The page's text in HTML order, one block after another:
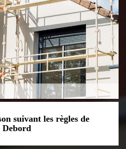
suivant les règles de